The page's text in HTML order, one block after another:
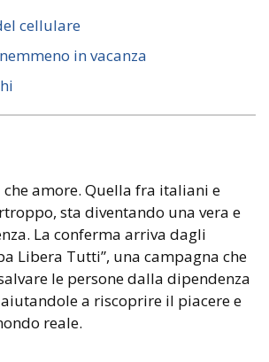
cellulare
in vacanza
amore. Quella fra italiani e
sta diventando una vera e
La conferma arriva dagli
Libera Tutti”, una campagna che
le persone dalla dipendenza
a riscoprire il piacere e
reale.